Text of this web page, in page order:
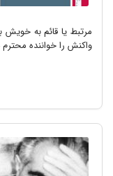
مرتبط یا قائم به خویش
واکنش را خواننده محترم